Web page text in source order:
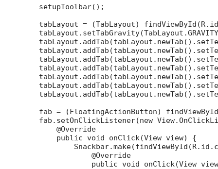
        setupToolbar();
tabLayout = (TabLayout)
fab = (FloatingActionButton)
fab.setOnClickListener(new
            @Override
            public void onClick(View view) {
                    @Override
public void onClick(View